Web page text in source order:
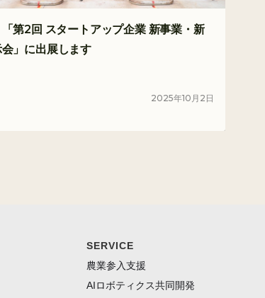
「第2回 スタートアップ企業 新事業・新
」に出展します
2025年10 月 2 日
SERVICE
農業参入支援
AIロボティクス共同開発